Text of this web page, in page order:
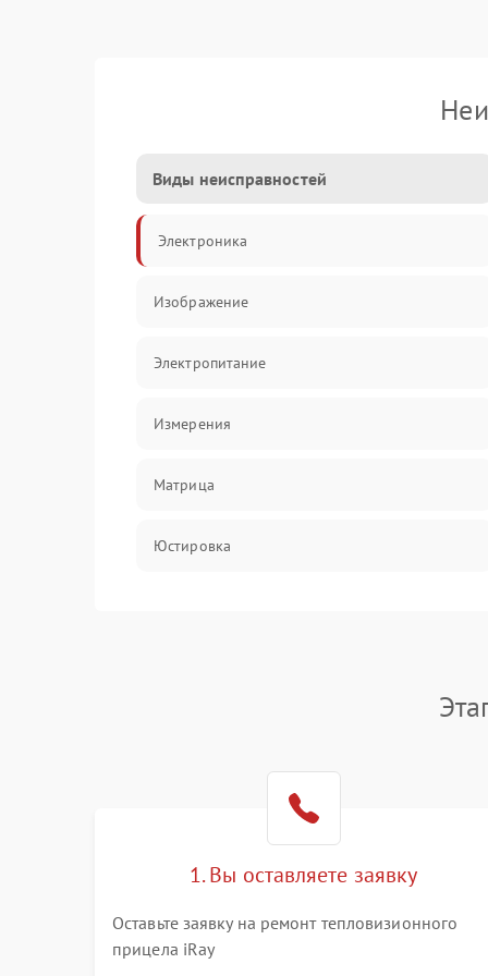
Виды неисправностей
Электроника
Изображение
Электропитание
Измерения
Матрица
Юстировка
1. Вы оставляете заявку
Оставьте заявку на ремонт тепловизионного
прицела iRay